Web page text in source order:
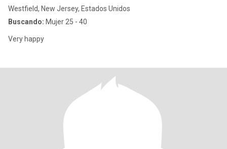
Westfield, New Jersey, Estados Unidos
Buscando: Mujer 25 - 40
Very happy